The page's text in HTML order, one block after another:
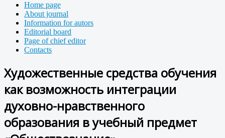
Home page
About journal
Information for autors
Editorial board
Page of chief editor
Contacts
Художественные средства обучения
как возможность интеграции
духовно-нравственного
образования в учебный предмет